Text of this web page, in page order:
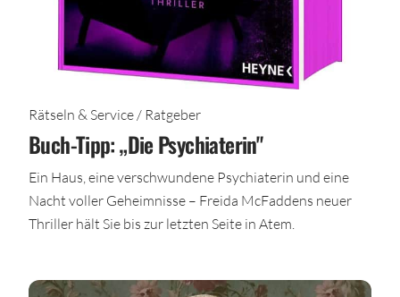
Rätseln & Service / Ratgeber
Buch-Tipp: „Die Psychiaterin"
Ein Haus, eine verschwundene Psychiaterin und eine
Nacht voller Geheimnisse – Freida McFaddens neuer
Thriller hält Sie bis zur letzten Seite in Atem.